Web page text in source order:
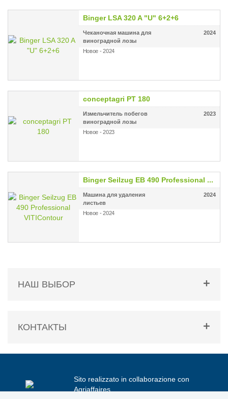
Binger LSA 320 A "U" 6+2+6
Чеканочная машина для
виноградной лозы
2024
Новое - 2024
conceptagri PT 180
Измельчитель побегов
виноградной лозы
2023
Новое - 2023
Binger Seilzug EB 490 Professional ...
Машина для удаления
листьев
2024
Новое - 2024
НАШ ВЫБОР
КОНТАКТЫ
Sito realizzato in collaborazione con
Agriaffaires